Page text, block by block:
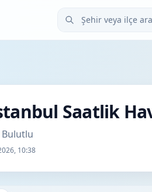
Şehir veya ilçe ara
Saatlik
Bulutlu
10:38